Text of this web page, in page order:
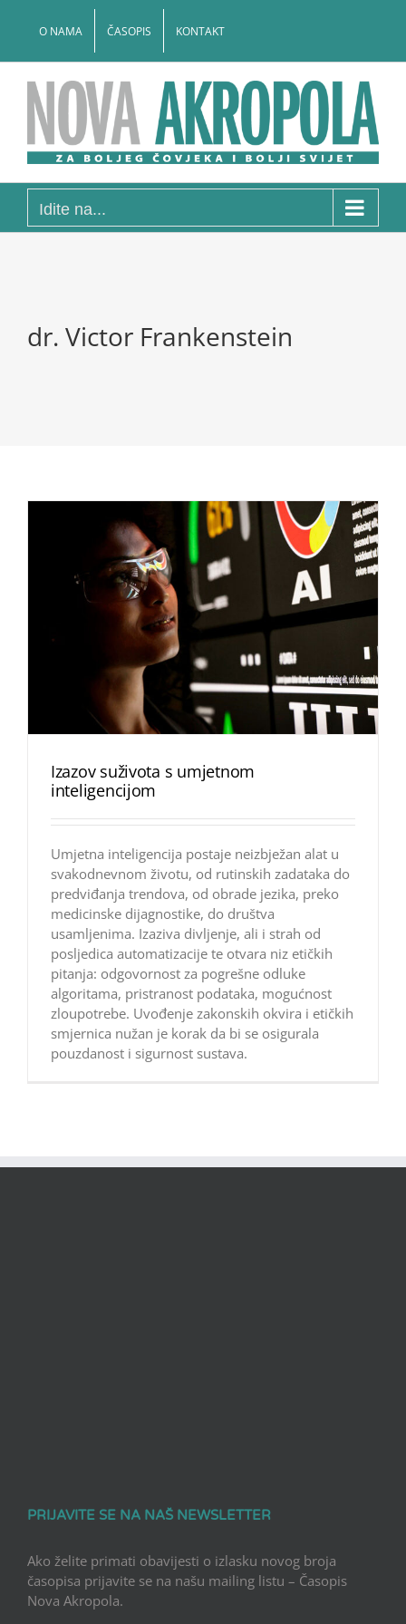
O NAMA ČASOPIS KONTAKT
Idite na...
dr. Victor Frankenstein
Izazov suživota s umjetnom
inteligencijom
Umjetna inteligencija postaje neizbježan alat u
svakodnevnom životu, od rutinskih zadataka do
predviđanja trendova, od obrade jezika, preko
medicinske dijagnostike, do društva
usamljenima. Izaziva divljenje, ali i strah od
posljedica automatizacije te otvara niz etičkih
pitanja: odgovornost za pogrešne odluke
algoritama, pristranost podataka, mogućnost
zloupotrebe. Uvođenje zakonskih okvira i etičkih
smjernica nužan je korak da bi se osigurala
pouzdanost i sigurnost sustava.
PRIJAVITE SE NA NAŠ NEWSLETTER
Ako želite primati obavijesti o izlasku novog broja
časopisa prijavite se na našu mailing listu – Časopis
Nova Akropola.